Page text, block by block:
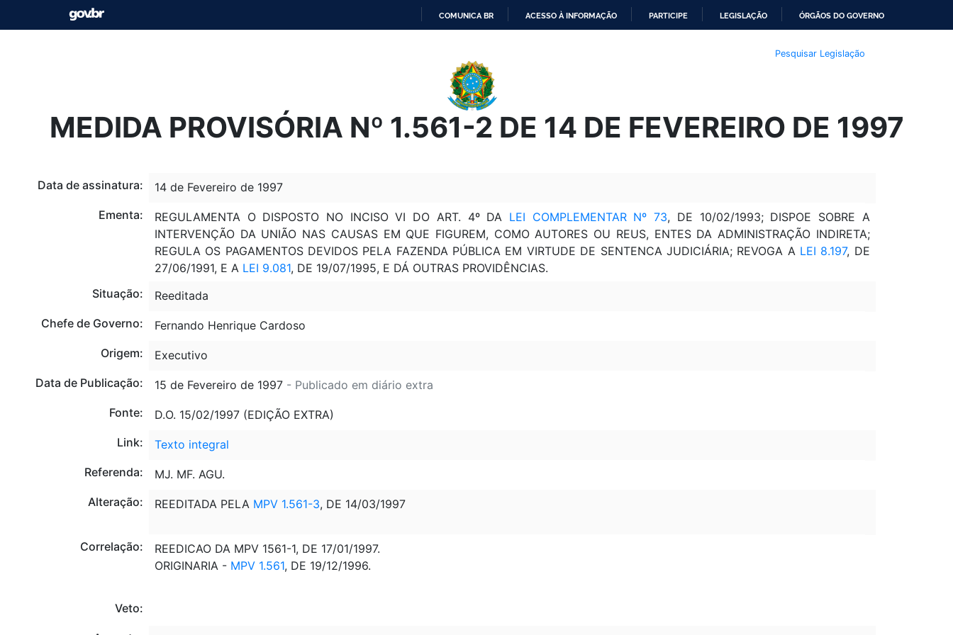
O
CONTEÚDO
COMUNICA BR ACESSO À INFORMAÇÃO PARTICIPE LEGISLAÇÃO ÓRGÃOS DO GOVERNO
Pesquisar Legislação
MEDIDA PROVISÓRIA Nº 1.561-2 DE 14 DE FEVEREIRO DE 1997
Data de assinatura:
14 de Fevereiro de 1997
Ementa:
REGULAMENTA O DISPOSTO NO INCISO VI DO ART. 4º DA LEI COMPLEMENTAR Nº 73, DE 10/02/1993; DISPOE SOBRE A
INTERVENÇÃO DA UNIÃO NAS CAUSAS EM QUE FIGUREM, COMO AUTORES OU REUS, ENTES DA ADMINISTRAÇÃO INDIRETA;
REGULA OS PAGAMENTOS DEVIDOS PELA FAZENDA PÚBLICA EM VIRTUDE DE SENTENCA JUDICIÁRIA; REVOGA A LEI 8.197, DE
27/06/1991, E A LEI 9.081, DE 19/07/1995, E DÁ OUTRAS PROVIDÊNCIAS.
Situação:
Reeditada
Chefe de Governo:
Fernando Henrique Cardoso
Origem:
Executivo
Data de Publicação:
15 de Fevereiro de 1997 - Publicado em diário extra
Fonte:
D.O. 15/02/1997 (EDIÇÃO EXTRA)
Link:
Texto integral
Referenda:
MJ. MF. AGU.
Alteração:
REEDITADA PELA MPV 1.561-3, DE 14/03/1997
Correlação:
REEDICAO DA MPV 1561-1, DE 17/01/1997.
ORIGINARIA -MPV 1.561, DE 19/12/1996.
Veto: